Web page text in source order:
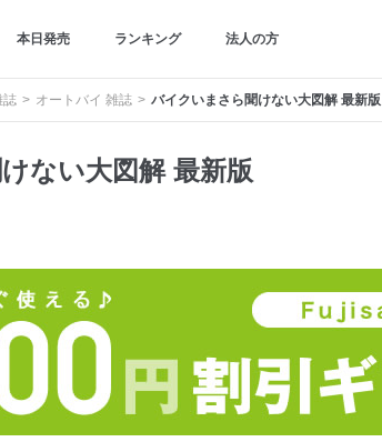
本日発売 ランキング 法人の方
誌 オートバイ 雑誌 バイクいまさら聞けない大図解 最新版
ない大図解 最新版